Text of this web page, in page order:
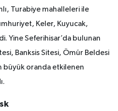
Turabiye mahalleleri ile
Keler, Kuyucak,
Yine Seferihisar’da bulunan
Banksis Sitesi, Ömür Beldesi
büyük oranda etkilenen